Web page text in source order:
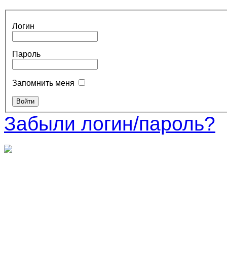
Логин
Пароль
Запомнить меня
Забыли логин/пароль?